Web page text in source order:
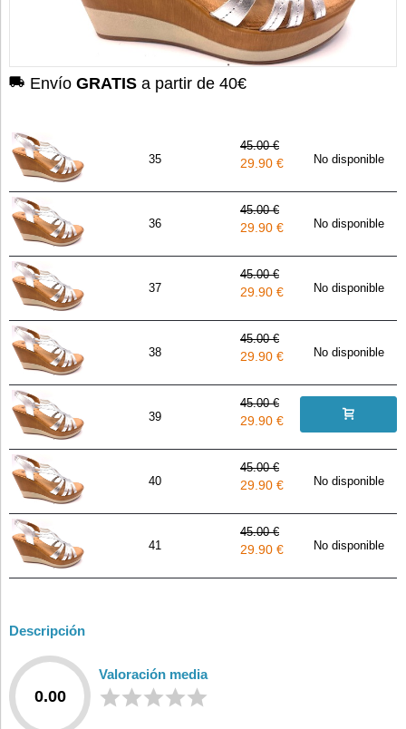
Envío GRATIS a partir de 40€
35
45.00 €
29.90 € No disponible
36
45.00 €
29.90 € No disponible
37
45.00 €
29.90 € No disponible
38
45.00 €
29.90 € No disponible
39
45.00 €
29.90 €
40
45.00 €
29.90 € No disponible
41
45.00 €
29.90 € No disponible
Descripción
0.00
Valoración media